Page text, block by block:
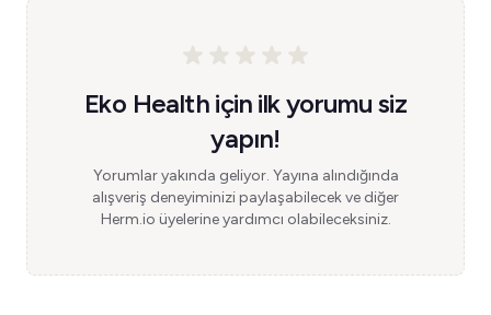
Eko Health için ilk yorumu siz
yapın!
Yorumlar yakında geliyor. Yayına alındığında
alışveriş deneyiminizi paylaşabilecek ve diğer
Herm.io üyelerine yardımcı olabileceksiniz.